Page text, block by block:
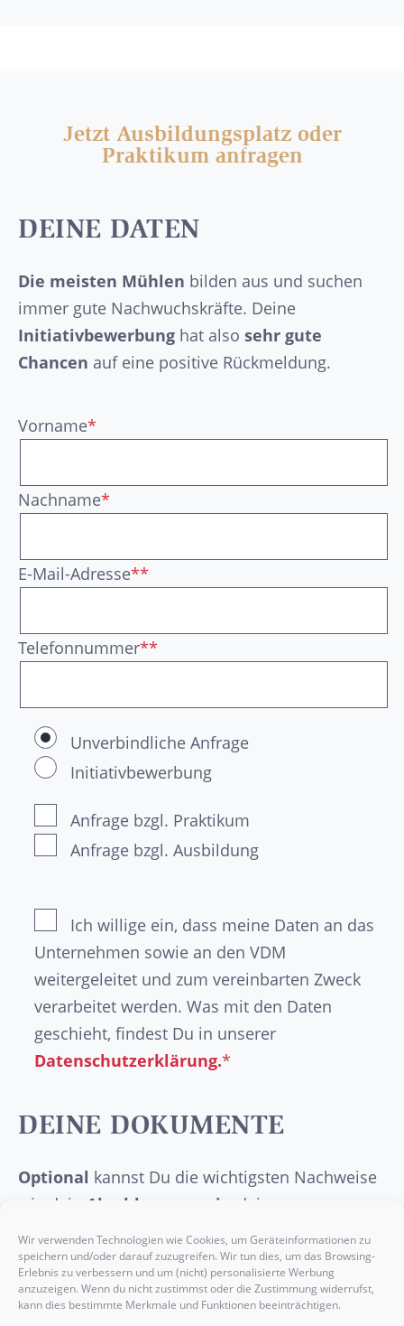
Wir verwenden Technologien wie Cookies, um Geräteinformationen zu
speichern und/oder darauf zuzugreifen. Wir tun dies, um das Browsing-
Erlebnis zu verbessern und um (nicht) personalisierte Werbung
anzuzeigen. Wenn du nicht zustimmst oder die Zustimmung widerrufst,
kann dies bestimmte Merkmale und Funktionen beeinträchtigen.
Jetzt Ausbildungsplatz oder
Praktikum anfragen
DEINE DATEN
Die meisten Mühlen bilden aus und suchen
immer gute Nachwuchskräfte. Deine
Initiativbewerbung hat also sehr gute
Chancen auf eine positive Rückmeldung.
Vorname*
Nachname*
E-Mail-Adresse**
Telefonnummer**
Unverbindliche Anfrage
Initiativbewerbung
Anfrage bzgl. Praktikum
Anfrage bzgl. Ausbildung
Ich willige ein, dass meine Daten an das
Unternehmen sowie an den VDM
weitergeleitet und zum vereinbarten Zweck
verarbeitet werden. Was mit den Daten
geschieht, findest Du in unserer
Datenschutzerklärung.*
DEINE DOKUMENTE
Optional kannst Du die wichtigsten Nachweise
wie dein
Abschlusszeugnis
, deinen
Lebenslauf , ein Anschreiben
oder etwaige
Praktikumsbelegehier einfügen.